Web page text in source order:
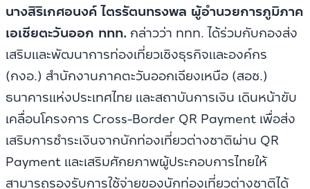
นางสิริเกศอนงค์ ไตรรัตนทรงพล ผู้อำนวยการภูมิภาค
เอเชียตะวันออก ททท. กล่าวว่า ททท. ได้ร่วมกับกองส่ง
เสริมและพัฒนาการท่องเที่ยวเชิงธุรกิจและองค์กร
(กงอ.) สำนักงานภาคตะวันออกเฉียงเหนือ (สอช.)
ธนาคารแห่งประเทศไทย และสถาบันการเงิน เดินหน้าขับ
เคลื่อนโครงการ Cross-Border QR Payment เพื่อส่ง
เสริมการชำระเงินจากนักท่องเที่ยวต่างชาติผ่าน QR
Payment และเสริมศักยภาพผู้ประกอบการไทยให้
สามารถรองรับการใช้จ่ายของนักท่องเที่ยวต่างชาติได้